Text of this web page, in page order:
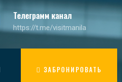
Телеграмм канал
https://t.me/visitmanila
ЗАБРОНИРОВАТЬ